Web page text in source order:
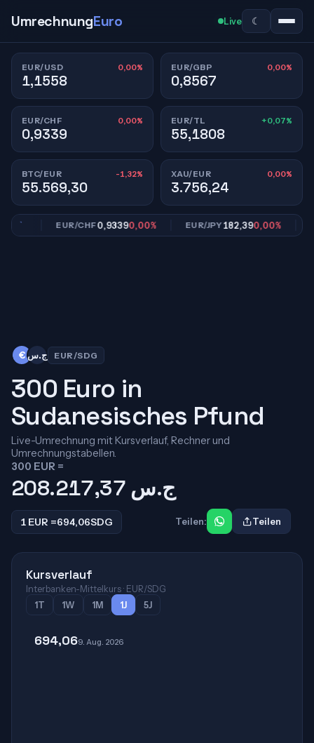
UmrechnungEuro Live ☾
EUR/USD 0,00%
1,1558
EUR/GBP 0,00%
0,8567
EUR/CHF 0,00%
0,9339
EUR/TL +0,07%
55,1808
BTC/EUR -1,32%
55.569,30
XAU/EUR 0,00%
3.756,24
EUR/CHF0,93390,00% EUR/JPY182,390,00%
€ ج.س EUR/SDG
300 Euro in
Sudanesisches Pfund
Live-Umrechnung mit Kursverlauf, Rechner und
Umrechnungstabellen.
300 EUR =
208.217,37 ج.س
1 EUR =694,06SDG Teilen: Teilen
Kursverlauf
Interbanken-Mittelkurs · EUR/SDG
1T
1W 1M 1J 5J
694,069. Aug. 2026